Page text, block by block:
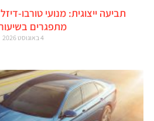
תביעה ייצוגית: מנועי טורבו-
מתפגרים
4 באוגוסט 2026